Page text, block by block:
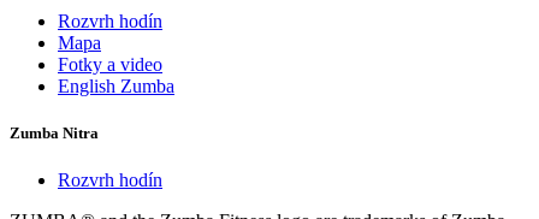
Rozvrh hodín
Mapa
Fotky a video
English Zumba
Zumba Nitra
Rozvrh hodín